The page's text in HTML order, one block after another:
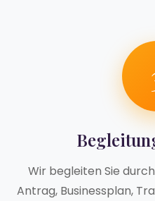
Wir begleiten Sie
Antrag, Businessplan,